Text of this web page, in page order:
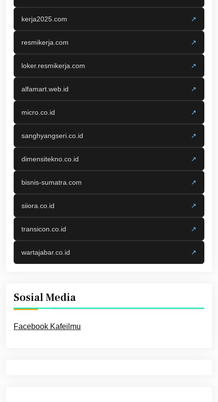
kerja2025.com ↗
resmikerja.com ↗
loker.resmikerja.com ↗
alfamart.web.id ↗
micro.co.id ↗
sanghyangseri.co.id ↗
dimensitekno.co.id ↗
bisnis-sumatra.com ↗
siiora.co.id ↗
transicon.co.id ↗
wartajabar.co.id ↗
Sosial Media
Facebook Kafeilmu